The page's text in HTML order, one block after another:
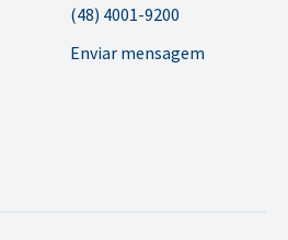
(48) 4001-9200
Enviar mensagem